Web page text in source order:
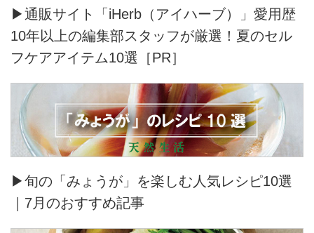
▶通販サイト「iHerb（アイハーブ）」愛用歴
10年以上の編集部スタッフが厳選！夏のセル
フケアアイテム10選［PR］
▶旬の「みょうが」を楽しむ人気レシピ10選
｜7月のおすすめ記事